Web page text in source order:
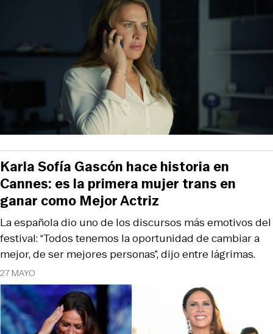
27 MAYO
La española dio uno de los discursos más emotivos del
festival: “Todos tenemos la oportunidad de cambiar a
mejor, de ser mejores personas”, dijo entre lágrimas.
Karla Sofía Gascón hace historia en
Cannes: es la primera mujer trans en
ganar como Mejor Actriz